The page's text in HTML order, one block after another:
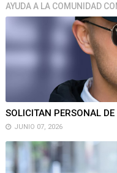
AYUDA A LA COMUNIDAD
SOLICITAN PERSONAL
JUNIO 07, 2026